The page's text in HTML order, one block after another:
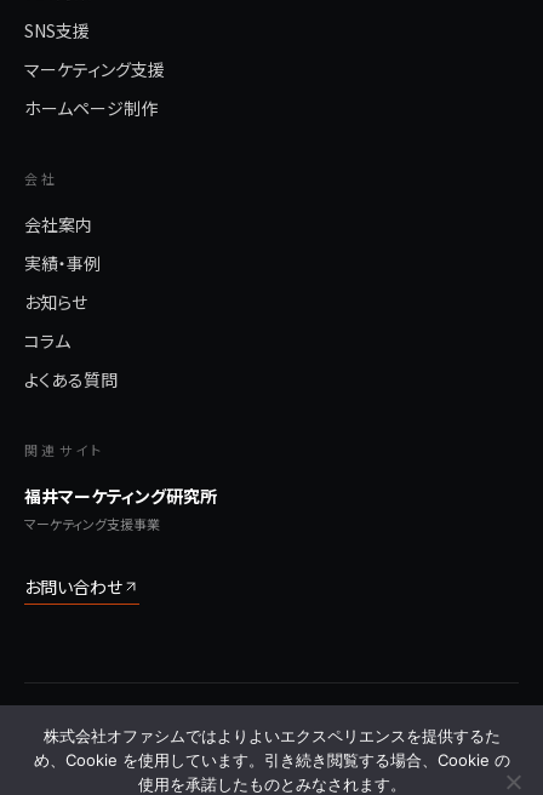
SNS支援
マーケティング支援
ホームページ制作
会社
会社案内
実績・事例
お知らせ
コラム
よくある質問
関連サイト
福井マーケティング研究所
マーケティング支援事業
お問い合わせ
© 2026 株式会社オファシム All Rights Reserved.
プライバシーポリシー利用規約 特定商取引法に基づく表記サイトマップ よくある質問
株式会社オファシムではよりよいエクスペリエンスを提供するた
め、Cookie を使用しています。引き続き閲覧する場合、Cookie の
使用を承諾したものとみなされます。